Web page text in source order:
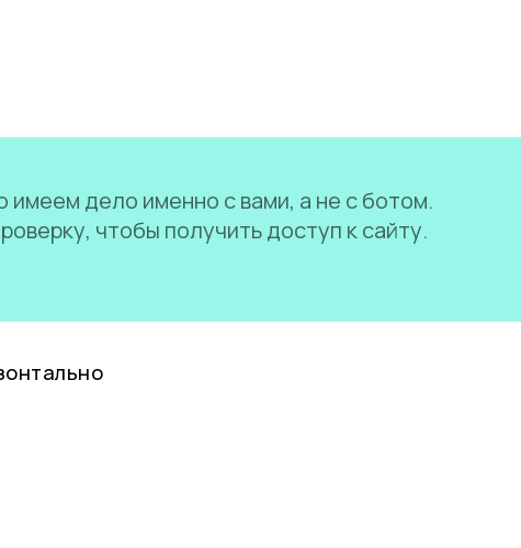
имеем дело именно с вами, а не с ботом.
чтобы получить доступ к сайту.